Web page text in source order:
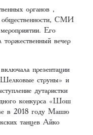
органов ,
общественности, СМИ
Его
вечер
презентации
струны» и
дутаристки
конкурса «Шош
в 2018 году Машю
танцев Айко